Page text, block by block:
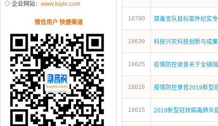
◇ 企业网站： www.luyin.com
微信用户 快捷渠道
18780 禁毒支队目标案件纪实
18639 科技兴农科技创新与成
18625 疫情防控录音关于全镇
18616 疫情防控录音2019新型
18615 2019新型冠状病毒肺炎